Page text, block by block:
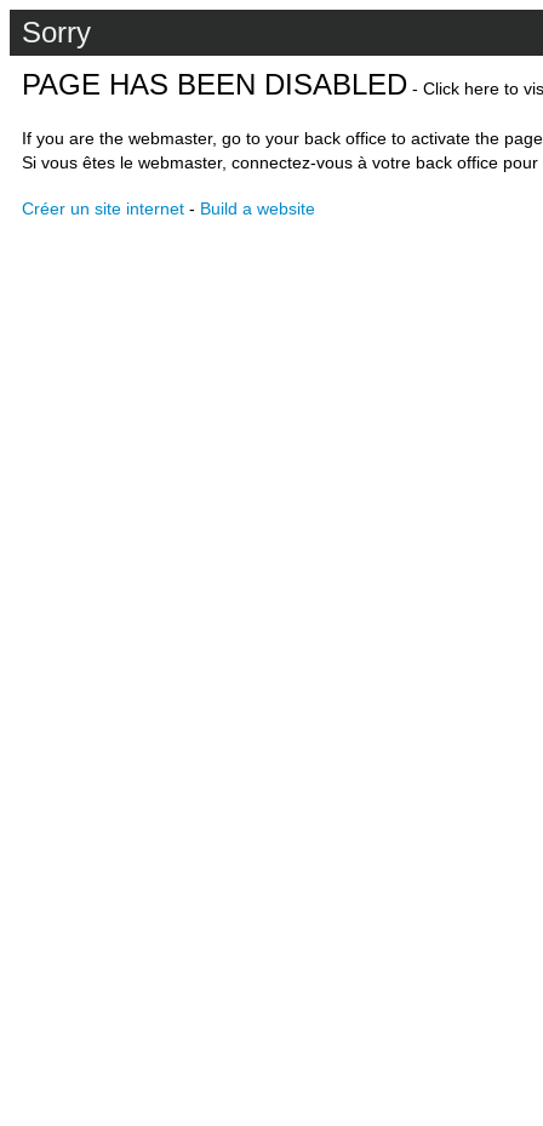
Sorry
PAGE HAS BEEN DISABLED - Click here to
If you are the webmaster, go to your back office to activate the
Si vous êtes le webmaster, connectez-vous à votre back office
Créer un site internet - Build a website